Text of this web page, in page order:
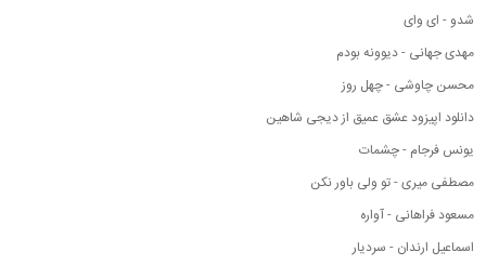
شدو - ای وای
مهدی جهانی - دیوونه بودم
محسن چاوشی - چهل روز
دانلود اپیزود عشق عمیق از دیجی شاهین
یونس فرجام - چشمات
مصطفی میری - تو ولی باور نکن
مسعود فراهانی - آواره
اسماعیل ارندان - سردیار